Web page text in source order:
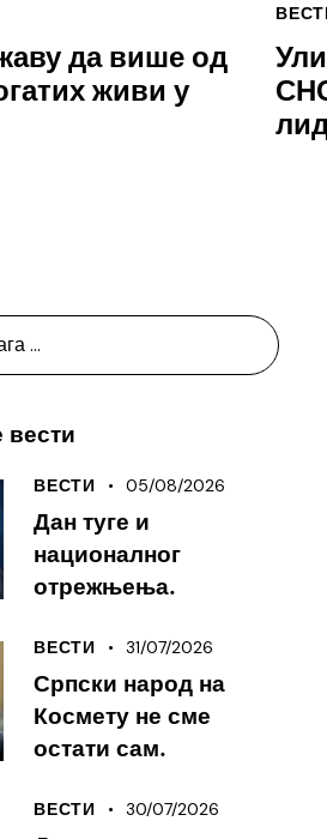
да више од
живи у
ВЕСТИ 05/08/2026
Дан туге и
националног
отрежњења.
ВЕСТИ 31/07/2026
Српски народ на
Космету не сме
остати сам.
ВЕСТИ 30/07/2026